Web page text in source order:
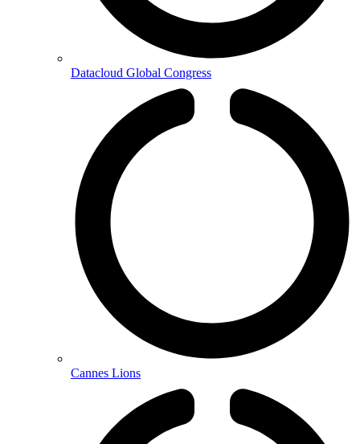
Datacloud Global Congress
Cannes Lions